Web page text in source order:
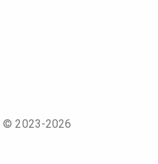
© 2023-2026